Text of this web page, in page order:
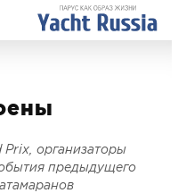
Prix, организаторы
предыдущего